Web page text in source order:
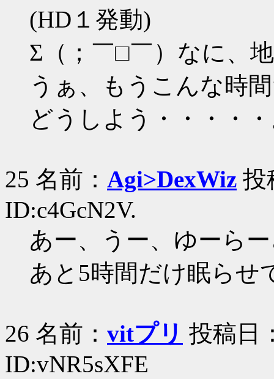
(HD１発動)
Σ（；￣□￣）なに、
うぁ、もうこんな時
どうしよう・・・・
25 名前： Agi>DexWiz 投
ID:c4GcN2V.
あー、うー、ゆーら
あと5時間だけ眠ら
26 名前： vitプリ 投稿日
ID:vNR5sXFE